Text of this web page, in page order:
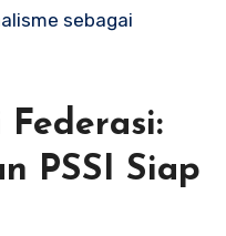
sebagai
PSSI Siap